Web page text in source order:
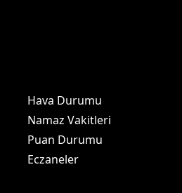
Hava Durumu
Namaz Vakitleri
Puan Durumu
Eczaneler